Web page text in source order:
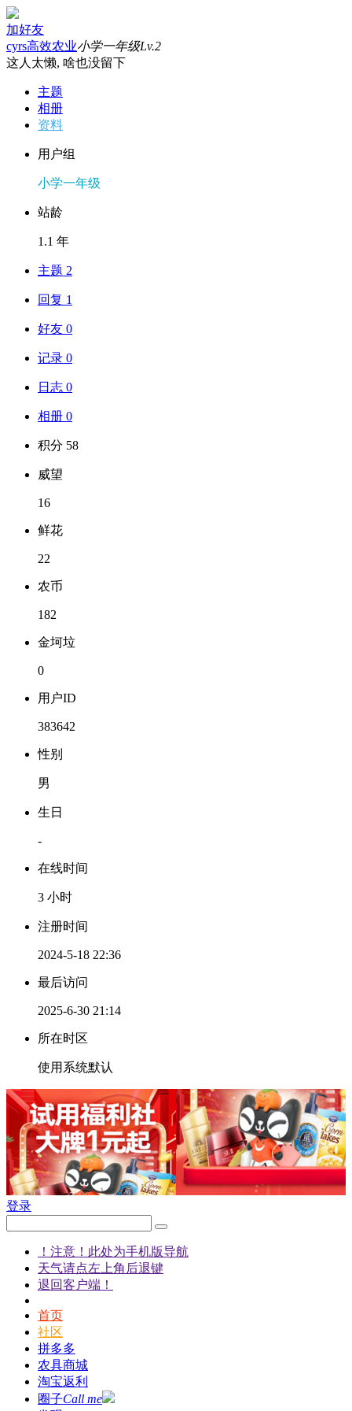
加好友
cyrs高效农业小学一年级Lv.2
这人太懒, 啥也没留下
主题
相册
资料
用户组
小学一年级
站龄
1.1 年
主题 2
回复 1
好友 0
记录 0
日志 0
相册 0
积分 58
威望
16
鲜花
22
农币
182
金坷垃
0
用户ID
383642
性别
男
生日
-
在线时间
3 小时
注册时间
2024-5-18 22:36
最后访问
2025-6-30 21:14
所在时区
使用系统默认
登录
！注意！此处为手机版导航
天气请点左上角后退键
退回客户端！
首页
社区
拼多多
农具商城
淘宝返利
圈子Call me